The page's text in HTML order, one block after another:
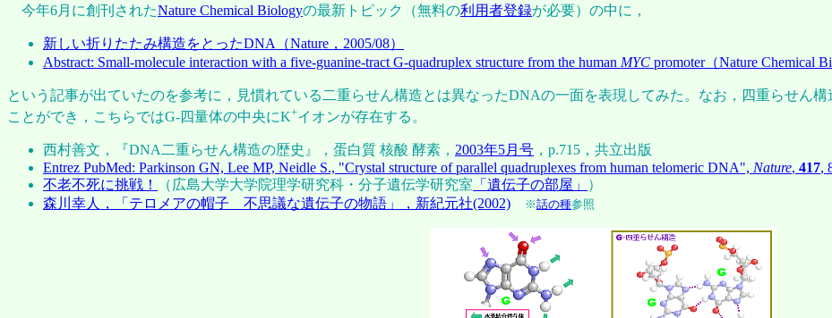
今年6月に創刊されたNature Chemical Biologyの最新トピック（無料の利用者登録が必要）の中に，
新しい折りたたみ構造をとったDNA（Nature，2005/08）
Abstract: Small-molecule interaction with a five-guanine-tract G-quadruplex structure from the human MYC promoter（Nature Chemical
という記事が出ていたのを参考に，見慣れている二重らせん構造とは異なったDNAの一面を表現してみた。なお，四重らせん
ことができ，こちらではG-四量体の中央にK+イオンが存在する。
西村善文，『DNA二重らせん構造の歴史』，蛋白質 核酸 酵素， 2003年5月号 ，p.715，共立出版
Entrez PubMed: Parkinson GN, Lee MP, Neidle S., "Crystal structure of parallel quadruplexes from human telomeric DNA", Nature, 417,
不老不死に挑戦！
（広島大学大学院理学研究科・分子遺伝学研究室 「遺伝子の部屋」
）
森川幸人，「テロメアの帽子 不思議な遺伝子の物語」，新紀元社(2002)
※話の種参照